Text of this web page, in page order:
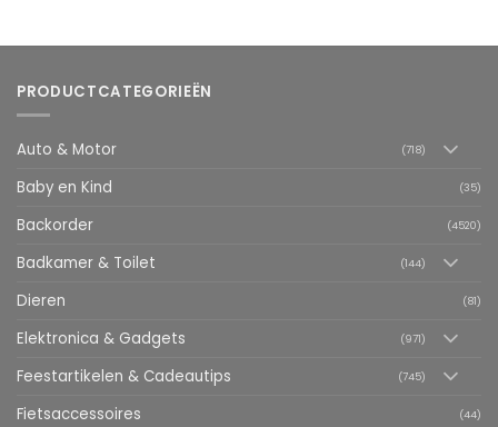
PRODUCTCATEGORIEËN
Auto & Motor (718)
Baby en Kind (35)
Backorder (4520)
Badkamer & Toilet (144)
Dieren (81)
Elektronica & Gadgets (971)
Feestartikelen & Cadeautips (745)
Fietsaccessoires (44)